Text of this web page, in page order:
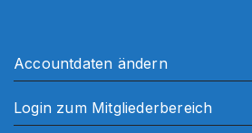
Accountdaten ändern
Login zum Mitgliederbereich